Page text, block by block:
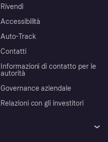
Rivendi
Accessibilità
Auto-Track
Contatti
Informazioni di contatto per le
autorità
Governance aziendale
Relazioni con gli investitori